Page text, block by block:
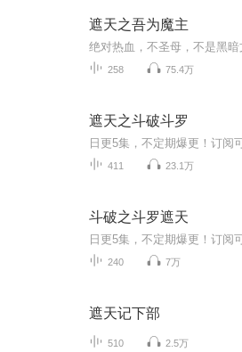
遮天之吾为魔主
258 75.4万
遮天之斗破斗罗
411 23.1万
斗破之斗罗遮天
240 7万
遮天记下部
510 2.5万